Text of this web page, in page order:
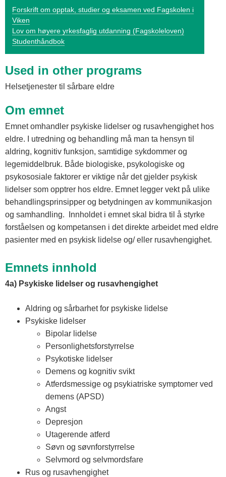
k
e
n
Forskrift om opptak, studier og eksamen ved Fagskolen i
Viken
Lov om høyere yrkesfaglig utdanning (Fagskoleloven)
Studenthåndbok
Used in other programs
Helsetjenester til sårbare eldre
Om emnet
Emnet omhandler psykiske lidelser og rusavhengighet hos
eldre. I utredning og behandling må man ta hensyn til
aldring, kognitiv funksjon, samtidige sykdommer og
legemiddelbruk. Både biologiske, psykologiske og
psykososiale faktorer er viktige når det gjelder psykisk
lidelser som opptrer hos eldre. Emnet legger vekt på ulike
behandlingsprinsipper og betydningen av kommunikasjon
og samhandling. Innholdet i emnet skal bidra til å styrke
forståelsen og kompetansen i det direkte arbeidet med eldre
pasienter med en psykisk lidelse og/ eller rusavhengighet.
Emnets innhold
4a) Psykiske lidelser og rusavhengighet
Aldring og sårbarhet for psykiske lidelse
Psykiske lidelser
Bipolar lidelse
Personlighetsforstyrrelse
Psykotiske lidelser
Demens og kognitiv svikt
Atferdsmessige og psykiatriske symptomer ved
demens (APSD)
Angst
Depresjon
Utagerende atferd
Søvn og søvnforstyrrelse
Selvmord og selvmordsfare
Rus og rusavhengighet